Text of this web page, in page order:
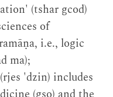
(tshar gcod)
of
i.e., logic
ma);
'dzin) includes